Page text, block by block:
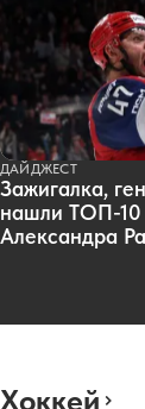
ДАЙДЖЕСТ
Зажигалка,
нашли ТОП-10
Александра
Хоккей